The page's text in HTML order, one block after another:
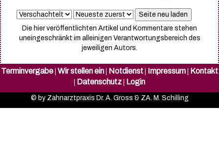
Die hier veröffentlichten Artikel und Kommentare stehen
uneingeschränkt im alleinigen Verantwortungsbereich des
jeweiligen Autors.
Terminvergabe Wir stellen ein Notdienst Impressum Kontakt
Datenschutz Login
© by Zahnarztpraxis Dr. A. Gross & ZA. M. Schilling